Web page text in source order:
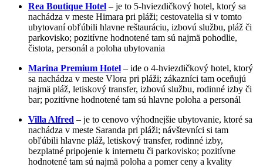
Rea Boutique Hotel – je to 5-hviezdičkový hotel, ktorý sa
nachádza v meste Himara pri pláži; cestovatelia si v tomto
ubytovaní obľúbili hlavne reštauráciu, izbovú službu, pláž či
parkovisko; pozitívne hodnotené tam sú najmä pohodlie,
čistota, personál a poloha ubytovania
Marina Premium Hotel – ide o 4-hviezdičkový hotel, ktorý
sa nachádza v meste Vlora pri pláži; zákazníci tam oceňujú
najmä pláž, letiskový transfer, izbovú službu, rodinné izby či
bar; pozitívne hodnotené tam sú hlavne poloha a personál
Villa Alfred – je to cenovo výhodnejšie ubytovanie, ktoré sa
nachádza v meste Saranda pri pláži; návštevníci si tam
obľúbili hlavne pláž, letiskový transfer, rodinné izby,
bezplatné pripojenie k internetu či parkovisko; pozitívne
hodnotené tam sú najmä poloha a pomer ceny a kvality